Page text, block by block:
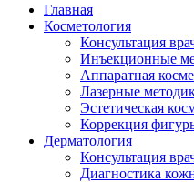
Главная
Косметология
Консультация
Инъекционные
Аппаратная
Лазерные
Эстетическая
Коррекция
Дерматология
Консультация
Диагностика